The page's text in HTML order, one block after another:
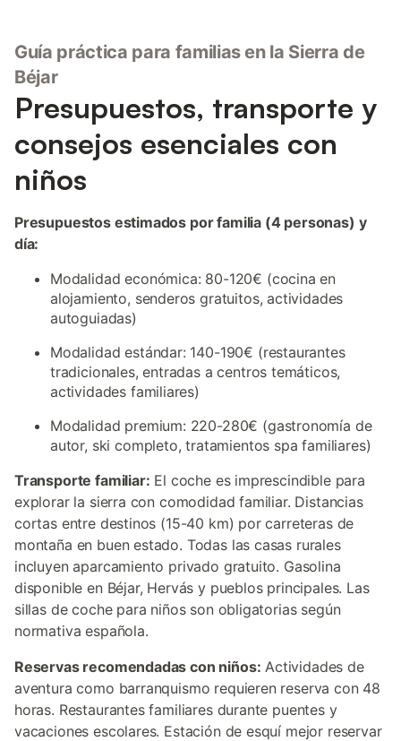
Guía práctica para familias en la Sierra de
Béjar
Presupuestos, transporte y
consejos esenciales con
niños
Presupuestos estimados por familia (4 personas) y
día:
Modalidad económica: 80-120€ (cocina en
alojamiento, senderos gratuitos, actividades
autoguiadas)
Modalidad estándar: 140-190€ (restaurantes
tradicionales, entradas a centros temáticos,
actividades familiares)
Modalidad premium: 220-280€ (gastronomía de
autor, ski completo, tratamientos spa familiares)
Transporte familiar: El coche es imprescindible para
explorar la sierra con comodidad familiar. Distancias
cortas entre destinos (15-40 km) por carreteras de
montaña en buen estado. Todas las casas rurales
incluyen aparcamiento privado gratuito. Gasolina
disponible en Béjar, Hervás y pueblos principales. Las
sillas de coche para niños son obligatorias según
normativa española.
Reservas recomendadas con niños: Actividades de
aventura como barranquismo requieren reserva con 48
horas. Restaurantes familiares durante puentes y
vacaciones escolares. Estación de esquí mejor reservar